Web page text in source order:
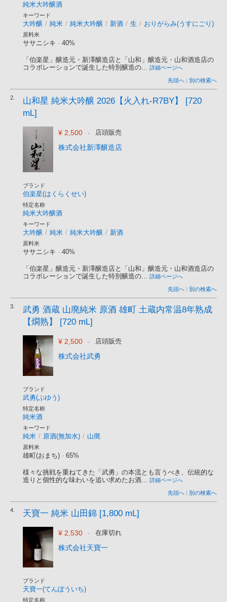
純米大吟醸酒
キーワード
大吟醸 / 純米 / 純米大吟醸 / 新酒 / 生 / おりがらみ(うすにごり)
原料米
ササニシキ - 40%
「伯楽星」醸造元・新澤醸造店と「山和」醸造元・山和酒造店の
コラボレーションで誕生した特別醸造の... 詳細ページへ
先頭へ | 別の検索へ
2.
山和星 純米大吟醸 2026【火入れ-R7BY】 [720
mL]
¥ 2,500 - 店頭販売
株式会社新澤醸造店
ブランド
伯楽星(はくらくせい)
特定名称
純米大吟醸酒
キーワード
大吟醸 / 純米 / 純米大吟醸 / 新酒
原料米
ササニシキ - 40%
「伯楽星」醸造元・新澤醸造店と「山和」醸造元・山和酒造店の
コラボレーションで誕生した特別醸造の... 詳細ページへ
先頭へ | 別の検索へ
3.
武勇 酒蔵 山廃純米 原酒 雄町 土蔵内常温8年熟成
【燗熟】 [720 mL]
¥ 2,500 - 店頭販売
株式会社武勇
ブランド
武勇(ぶゆう)
特定名称
純米酒
キーワード
純米 / 原酒(無加水) / 山廃
原料米
雄町(おまち) - 65%
様々な挑戦を重ねてきた「武勇」の本流とも言うべき、伝統的な
造りと個性的な味わいを追い求めたお酒... 詳細ページへ
先頭へ | 別の検索へ
4. 天寶一 純米 山田錦 [1,800 mL]
¥ 2,530 - 在庫切れ
株式会社天寶一
ブランド
天寶一(てんぽういち)
特定名称